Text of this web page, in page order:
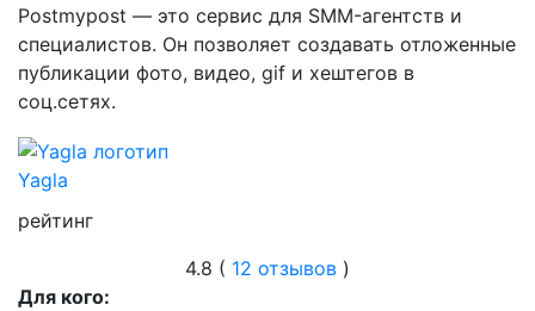
Postmypost — это сервис для SMM-агентств и
специалистов. Он позволяет создавать отложенные
публикации фото, видео, gif и хештегов в
соц.сетях.
Yagla
рейтинг
4.8 ( 12 отзывов )
Для кого: